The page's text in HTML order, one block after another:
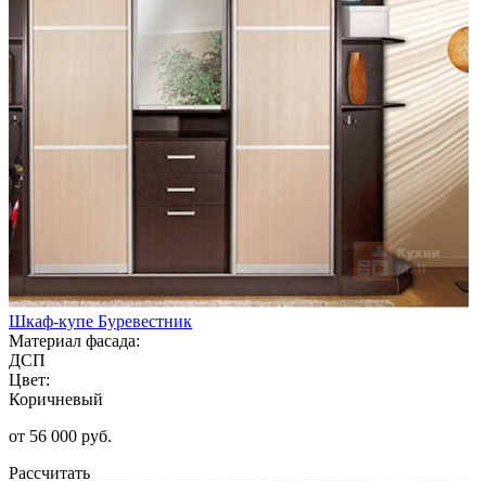
Шкаф-купе Буревестник
Материал фасада:
ДСП
Цвет:
Коричневый
от 56 000 руб.
Рассчитать